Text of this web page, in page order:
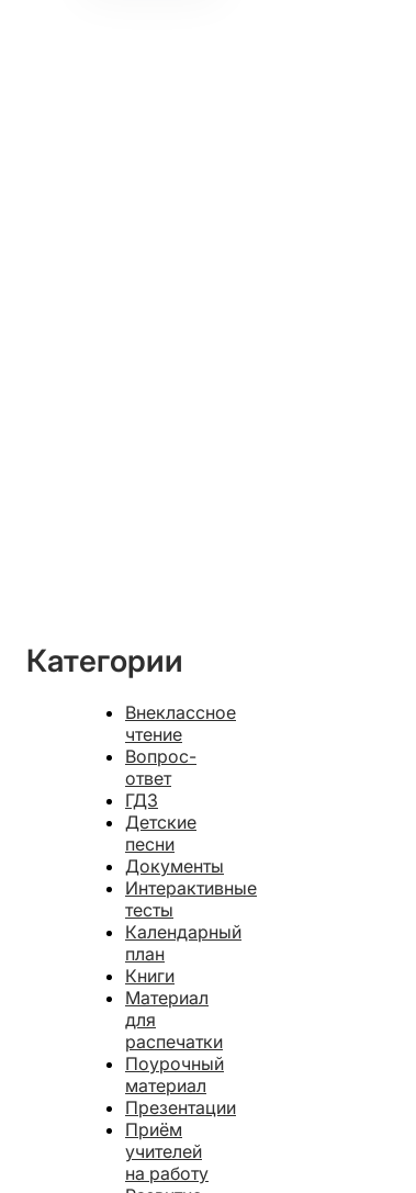
Категории
Внеклассное
чтение
Вопрос-
ответ
ГДЗ
Детские
песни
Документы
Интерактивные
тесты
Календарный
план
Книги
Материал
для
распечатки
Поурочный
материал
Презентации
Приём
учителей
на работу